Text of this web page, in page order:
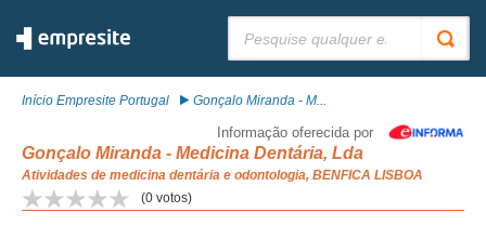
Início Empresite Portugal Gonçalo Miranda - M...
Informação oferecida por
Gonçalo Miranda - Medicina Dentária, Lda
Atividades de medicina dentária e odontologia, BENFICA LISBOA
(0 votos)